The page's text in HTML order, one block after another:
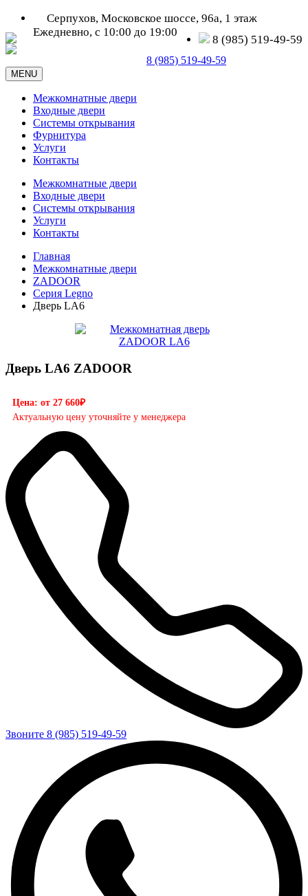
Серпухов, Московское шоссе, 96а, 1 этаж
Ежедневно, с 10:00 до 19:00
8 (985) 519-49-59
8 (985) 519-49-59
MENU
Межкомнатные двери
Входные двери
Системы открывания
Фурнитура
Услуги
Контакты
Межкомнатные двери
Входные двери
Системы открывания
Услуги
Контакты
Главная
Межкомнатные двери
ZADOOR
Серия Legno
Дверь LA6
Дверь LA6 ZADOOR
Цена: от 27 660₽
Актуальную цену уточняйте у менеджера
Звоните 8 (985) 519-49-59